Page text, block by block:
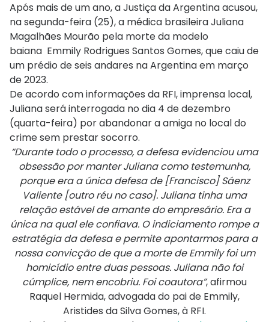
Após mais de um ano, a Justiça da Argentina acusou,
na segunda-feira (25), a médica brasileira Juliana
Magalhães Mourão pela morte da modelo
baiana Emmily Rodrigues Santos Gomes, que caiu de
um prédio de seis andares na Argentina em março
de 2023.
De acordo com informações da RFI, imprensa local,
Juliana será interrogada no dia 4 de dezembro
(quarta-feira) por abandonar a amiga no local do
crime sem prestar socorro.
“Durante todo o processo, a defesa evidenciou uma
obsessão por manter Juliana como testemunha,
porque era a única defesa de [Francisco] Sáenz
Valiente [outro réu no caso]. Juliana tinha uma
relação estável de amante do empresário. Era a
única na qual ele confiava. O indiciamento rompe a
estratégia da defesa e permite apontarmos para a
nossa convicção de que a morte de Emmily foi um
homicídio entre duas pessoas. Juliana não foi
cúmplice, nem encobriu. Foi coautora”, afirmou
Raquel Hermida, advogada do pai de Emmily,
Aristides da Silva Gomes, à RFI.